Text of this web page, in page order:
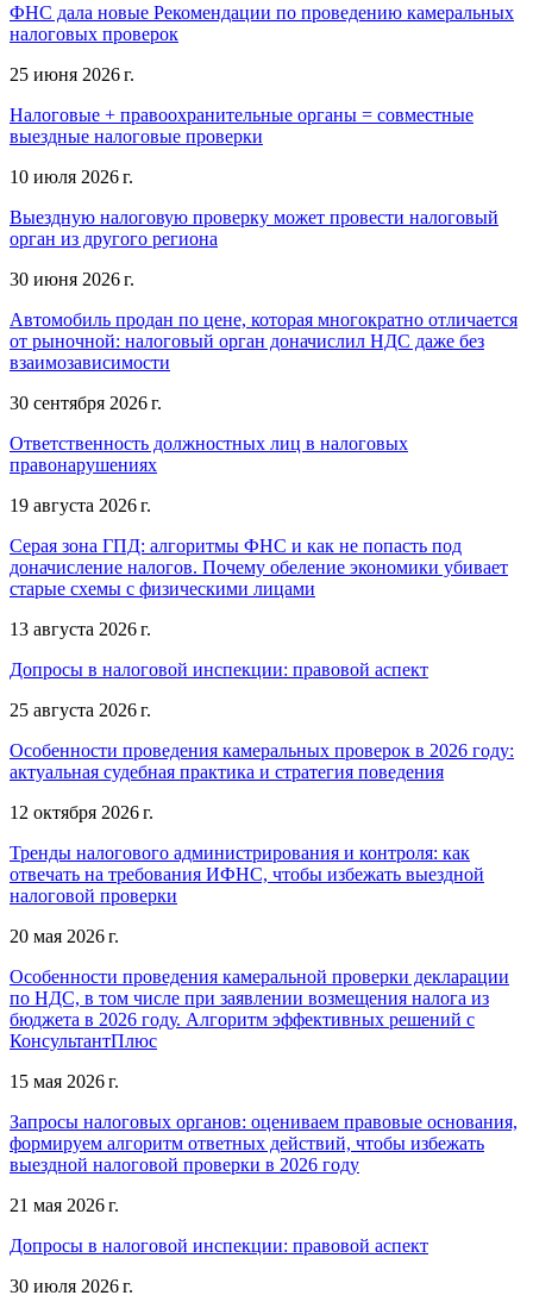
ФНС дала новые Рекомендации по проведению камеральных
налоговых проверок
25 июня 2026 г.
Налоговые + правоохранительные органы = совместные
выездные налоговые проверки
10 июля 2026 г.
Выездную налоговую проверку может провести налоговый
орган из другого региона
30 июня 2026 г.
Автомобиль продан по цене, которая многократно отличается
от рыночной: налоговый орган доначислил НДС даже без
взаимозависимости
30 сентября 2026 г.
Ответственность должностных лиц в налоговых
правонарушениях
19 августа 2026 г.
Серая зона ГПД: алгоритмы ФНС и как не попасть под
доначисление налогов. Почему обеление экономики убивает
старые схемы с физическими лицами
13 августа 2026 г.
Допросы в налоговой инспекции: правовой аспект
25 августа 2026 г.
Особенности проведения камеральных проверок в 2026 году:
актуальная судебная практика и стратегия поведения
12 октября 2026 г.
Тренды налогового администрирования и контроля: как
отвечать на требования ИФНС, чтобы избежать выездной
налоговой проверки
20 мая 2026 г.
Особенности проведения камеральной проверки декларации
по НДС, в том числе при заявлении возмещения налога из
бюджета в 2026 году. Алгоритм эффективных решений с
КонсультантПлюс
15 мая 2026 г.
Запросы налоговых органов: оцениваем правовые основания,
формируем алгоритм ответных действий, чтобы избежать
выездной налоговой проверки в 2026 году
21 мая 2026 г.
Допросы в налоговой инспекции: правовой аспект
30 июля 2026 г.